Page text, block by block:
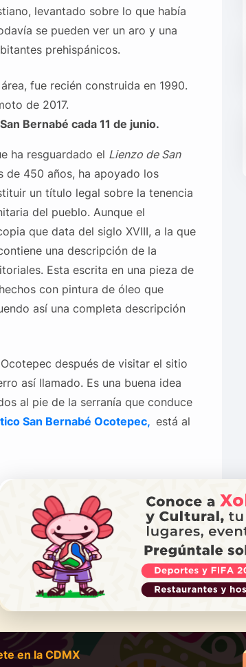
levantado sobre lo que había
se pueden ver un aro y una
prehispánicos.
fue recién construida en 1990.
de 2017.
Bernabé cada 11 de junio.
ha resguardado el Lienzo de San
de 450 años, ha apoyado los
un título legal sobre la tenencia
del pueblo. Aunque el
que data del siglo XVIII, a la que
una descripción de la
Esta escrita en una pieza de
con pintura de óleo que
así una completa descripción
después de visitar el sitio
así llamado. Es una buena idea
al pie de la serranía que conduce
San Bernabé Ocotepec, está al
en la CDMX